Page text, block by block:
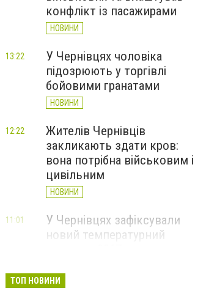
конфлікт із пасажирами
НОВИНИ
У Чернівцях чоловіка
підозрюють у торгівлі
бойовими гранатами
НОВИНИ
13:22
Жителів Чернівців
закликають здати кров:
вона потрібна військовим і
цивільним
НОВИНИ
12:22
У Чернівцях зафіксували
новий температурний
11:01
ТОП НОВИНИ